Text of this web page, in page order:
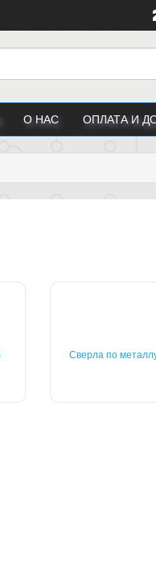
О НАС ОПЛАТА И
Сверла по